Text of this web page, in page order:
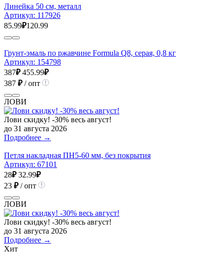
Линейка 50 см, металл
Артикул: 117926
85.99₽120.99
Грунт-эмаль по ржавчине Formula Q8, серая, 0,8 кг
Артикул: 154798
387₽ 455.99₽
387 ₽/ опт
ЛОВИ
Лови скидку! -30% весь август!
до 31 августа 2026
Подробнее →
Петля накладная ПН5-60 мм, без покрытия
Артикул: 67101
28₽ 32.99₽
23 ₽/ опт
ЛОВИ
Лови скидку! -30% весь август!
до 31 августа 2026
Подробнее →
Хит